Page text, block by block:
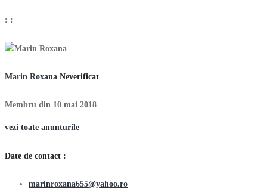
: :
Marin Roxana Neverificat
Membru din 10 mai 2018
vezi toate anunturile
Date de contact :
marinroxana655@yahoo.ro